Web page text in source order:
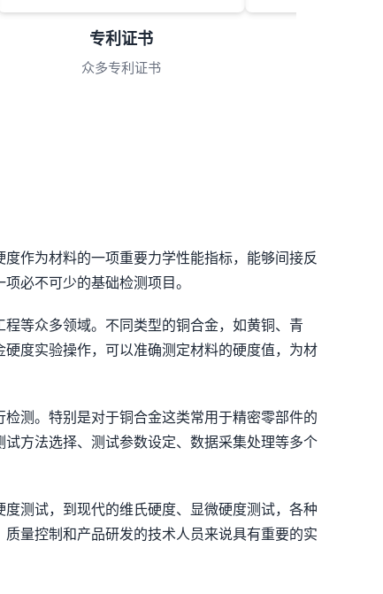
会员理事单位
理事单位
作为材料的一项重要力学性能指标，能够间接反
必不可少的基础检测项目。
等众多领域。不同类型的铜合金，如黄铜、青
度实验操作，可以准确测定材料的硬度值，为材
测。特别是对于铜合金这类常用于精密零部件的
方法选择、测试参数设定、数据采集处理等多个
测试，到现代的维氏硬度、显微硬度测试，各种
量控制和产品研发的技术人员来说具有重要的实